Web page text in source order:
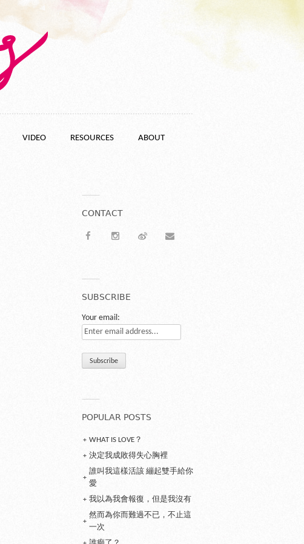
VIDEO RESOURCES ABOUT
CONTACT
SUBSCRIBE
Your email:
POPULAR POSTS
WHAT IS LOVE？
決定我成敗得失心胸裡
誰叫我這樣活該 繃起雙手給你
愛
我以為我會報復，但是我沒有
然而為你而難過不已，不止這
一次